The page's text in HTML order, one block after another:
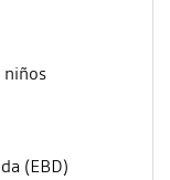
niños
(EBD)